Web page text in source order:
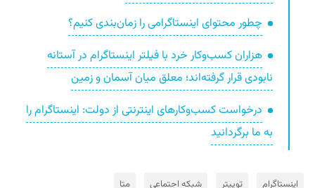
چطور محتوای اینستاگرامی را زمان‌بندی کنیم؟
هزاران کسب‌وکار خرد با فیلتر اینستاگرام در آستانه
نابودی قرار گرفته‌اند؛ معلق میان آسمان و زمین
درخواست کسب‌وکارهای اینترنتی از دولت: اینستاگرام را
به ما برگردانید
اینستاگرام توییتر شبکه‌ اجتماعی متا